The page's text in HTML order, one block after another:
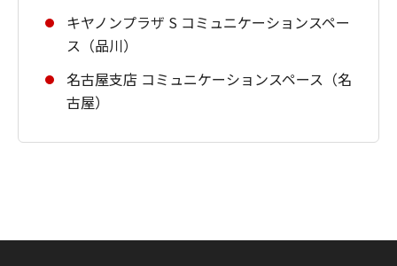
キヤノンプラザ S コミュニケーションスペー
ス（品川）
名古屋支店 コミュニケーションスペース（名
古屋）